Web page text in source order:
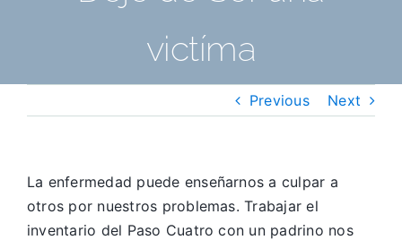
victíma
Previous Next
La enfermedad puede enseñarnos a culpar a
otros por nuestros problemas. Trabajar el
inventario del Paso Cuatro con un padrino nos